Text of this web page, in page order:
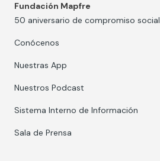
Fundación Mapfre
50 aniversario de compromiso social
Conócenos
Nuestras App
Nuestros Podcast
Sistema Interno de Información
Sala de Prensa